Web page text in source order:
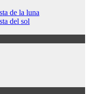
de la luna
del sol